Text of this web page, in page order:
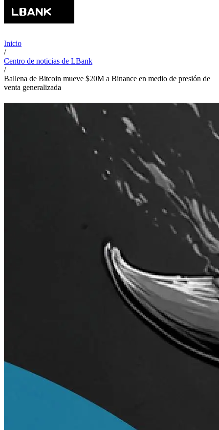
Inicio
/
Centro de noticias de LBank
/
Ballena de Bitcoin mueve $20M a Binance en medio de presión de
venta generalizada